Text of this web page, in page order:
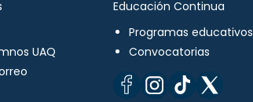
UAQ
Educación Continua
Programas educativos
Convocatorias